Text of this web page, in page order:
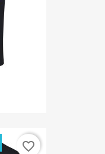
favorite_border